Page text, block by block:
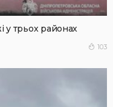
трьох районах
103